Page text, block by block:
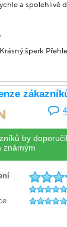
a spolehlivě
šperk